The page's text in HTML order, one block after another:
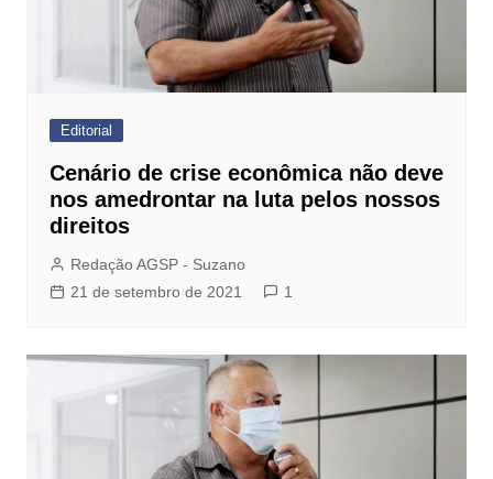
Editorial
Cenário de crise econômica não deve
nos amedrontar na luta pelos nossos
direitos
Redação AGSP - Suzano
21 de setembro de 2021
1